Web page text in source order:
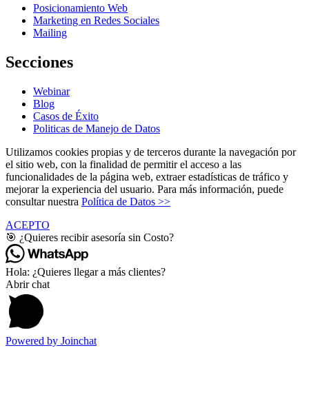
Posicionamiento Web
Marketing en Redes Sociales
Mailing
Secciones
Webinar
Blog
Casos de Éxito
Politicas de Manejo de Datos
Utilizamos cookies propias y de terceros durante la navegación por
el sitio web, con la finalidad de permitir el acceso a las
funcionalidades de la página web, extraer estadísticas de tráfico y
mejorar la experiencia del usuario. Para más información, puede
consultar nuestra Política de Datos >>
ACEPTO
🎯 ¿Quieres recibir asesoría sin Costo?
Hola: ¿Quieres llegar a más clientes?
Abrir chat
Powered by Joinchat